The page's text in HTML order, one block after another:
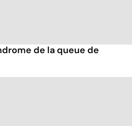
de la queue de